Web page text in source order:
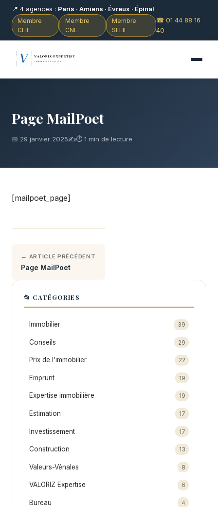
📍 4 agences : Paris · Amiens · Évreux · Épinal
Membre
CEIF
Membre
CNE
Membre
SEEIF
☎ 01 44 88 16
40
Page MailPoet
📅 29 janvier 2025✍️⏱ 1 min de lecture
[mailpoet_page]
← ARTICLE PRÉCÉDENT
Page MailPoet
📂 CATÉGORIES
Immobilier 39
Conseils 29
Prix de l'immobilier 22
Emprunt 19
Expertise immobilière 19
Estimation 17
Investissement 17
Construction 13
Valeurs-Vénales 8
VALORIZ Expertise 6
Bureau 4